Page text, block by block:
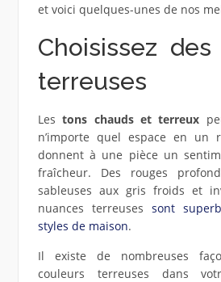
et voici quelques-unes de nos
Choisissez
terreuses
Lestons chauds et terreux
n’importe quel espace en un
donnent à une pièce un
fraîcheur. Des rouges
sableuses aux gris froids et
nuances terreuses sont
styles de maison.
Il existe de nombreuses
couleurs terreuses dans